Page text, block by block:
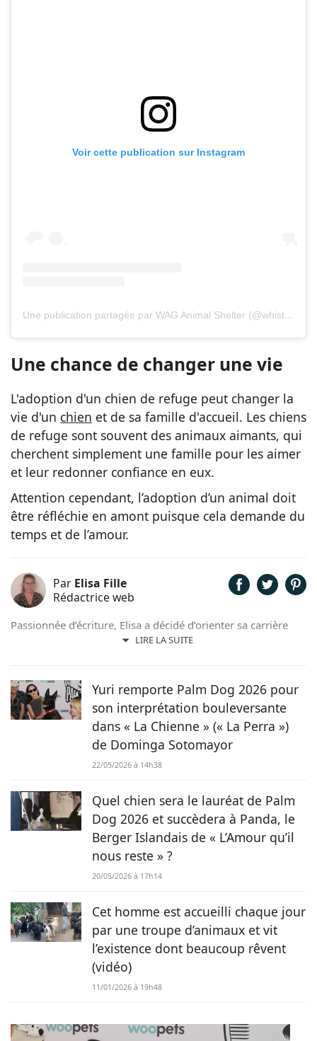
Voir cette publication sur Instagram
Une publication partagée par WAG Animal Shelter (@whistlerwag)
Une chance de changer une vie
L'adoption d'un chien de refuge peut changer la
vie d'un chien et de sa famille d'accueil. Les chiens
de refuge sont souvent des animaux aimants, qui
cherchent simplement une famille pour les aimer
et leur redonner confiance en eux.
Attention cependant, l’adoption d’un animal doit
être réfléchie en amont puisque cela demande du
temps et de l’amour.
Par Elisa Fille
Rédactrice web
LIRE LA SUITE
Passionnée d’écriture, Elisa a décidé d’orienter sa carrière
professionnelle dans l’univers de la rédaction. Trouvant son
tout naturellement qu’elle prête sa plume à Chien.fr pour
vivre de ses deux passions.
Yuri remporte Palm Dog 2026 pour
son interprétation bouleversante
dans « La Chienne » (« La Perra »)
de Dominga Sotomayor
22/05/2026 à 14h38
Quel chien sera le lauréat de Palm
Dog 2026 et succèdera à Panda, le
Berger Islandais de « L’Amour qu’il
nous reste » ?
20/05/2026 à 17h14
Cet homme est accueilli chaque jour
par une troupe d’animaux et vit
l’existence dont beaucoup rêvent
(vidéo)
11/01/2026 à 19h48